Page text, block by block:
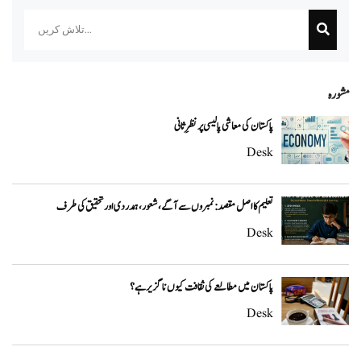
مشورہ
پاکستان کی معاشی پالیسی پر نظرِ ثانی
Desk
تعلیم کا اصل مقصد: نمبروں سے آگے، شعور، ہمدردی اور تحقیق کی طرف
Desk
پاکستان میں مطالعے کی ثقافت کیوں ناگزیر ہے؟
Desk